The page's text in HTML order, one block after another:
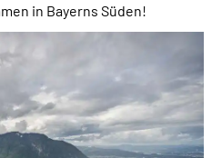
in Bayerns Süden!